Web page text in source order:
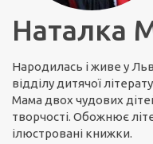
Наталка
Народилась і живе у
відділу дитячої
Мама двох чудових
творчості. Обожнює
ілюстровані книжки.